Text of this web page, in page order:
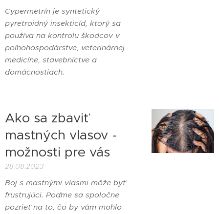
Cypermetrín je syntetický
pyretroidný insekticíd, ktorý sa
používa na kontrolu škodcov v
poľnohospodárstve, veterinárnej
medicíne, stavebníctve a
domácnostiach.
Ako sa zbaviť
mastných vlasov -
možnosti pre vás
28.08.2023
Boj s mastnými vlasmi môže byť
frustrujúci. Poďme sa spoločne
pozrieť na to, čo by vám mohlo